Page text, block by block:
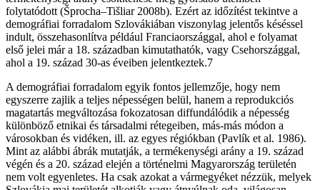
folytatódott (Šprocha–Tišliar 2008b). Ezért az időzítést tekintve a
demográfiai forradalom Szlovákiában viszonylag jelentős késéssel
indult, összehasonlítva például Franciaországgal, ahol e folyamat
első jelei már a 18. században kimutathatók, vagy Csehországgal,
ahol a 19. század 30-as éveiben jelentkeztek.7
A demográfiai forradalom egyik fontos jellemzője, hogy nem
egyszerre zajlik a teljes népességen belül, hanem a reprodukciós
magatartás megváltozása fokozatosan diffundálódik a népesség
különböző etnikai és társadalmi rétegeiben, más-más módon a
városokban és vidéken, ill. az egyes régiókban (Pavlík et al. 1986).
Mint az alábbi ábrák mutatják, a termékenységi arány a 19. század
végén és a 20. század elején a történelmi Magyarország területén
nem volt egyenletes. Ha csak azokat a vármegyéket nézzük, melyek